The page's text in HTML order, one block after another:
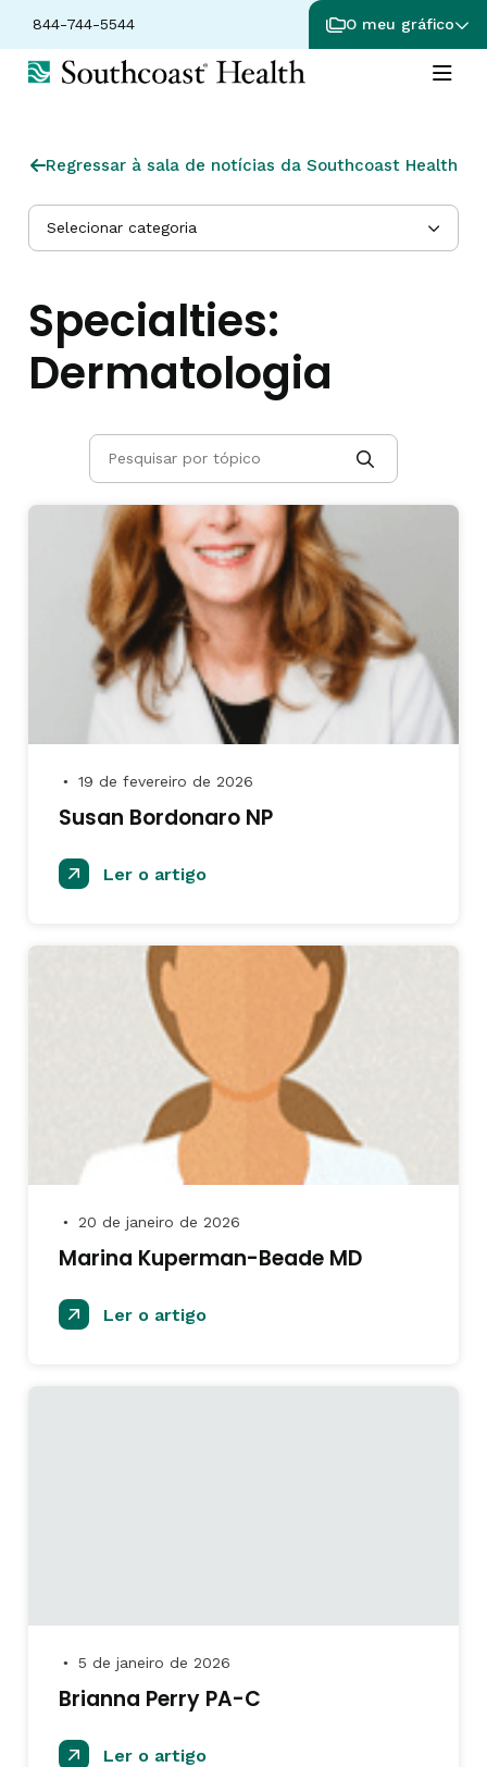
844-744-5544 O meu gráfico
Regressar à sala de notícias da Southcoast Health
Selecionar categoria
Specialties:
Dermatologia
● 19 de fevereiro de 2026
Susan Bordonaro NP
Ler o artigo
● 20 de janeiro de 2026
Marina Kuperman-Beade MD
Ler o artigo
● 5 de janeiro de 2026
Brianna Perry PA-C
Ler o artigo